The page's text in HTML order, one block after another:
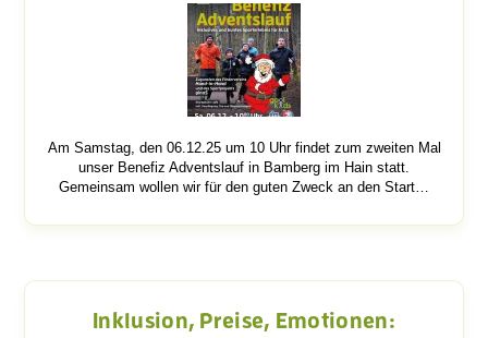
Am Samstag, den 06.12.25 um 10 Uhr findet zum zweiten Mal
unser Benefiz Adventslauf in Bamberg im Hain statt.
Gemeinsam wollen wir für den guten Zweck an den Start…
Inklusion, Preise, Emotionen: